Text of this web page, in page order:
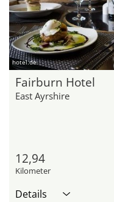
hotel.de
Fairburn Hotel
East Ayrshire
12,94
Kilometer
Details